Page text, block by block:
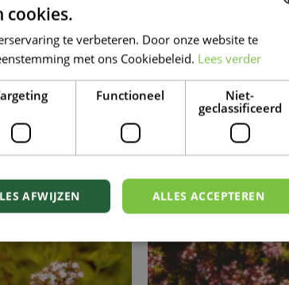
Marjolein
microphyllum
Marjolein
Origanum laevigatum
cookies.
te verbeteren. Door onze website te
met ons Cookiebeleid. Lees verder
Functioneel
Niet-
geclassificeerd
ALLES ACCEPTEREN
AFWIJZEN